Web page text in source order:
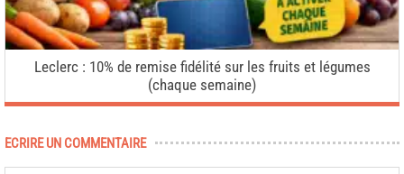
Leclerc : 10% de remise fidélité sur les fruits et légumes
(chaque semaine)
ECRIRE UN COMMENTAIRE